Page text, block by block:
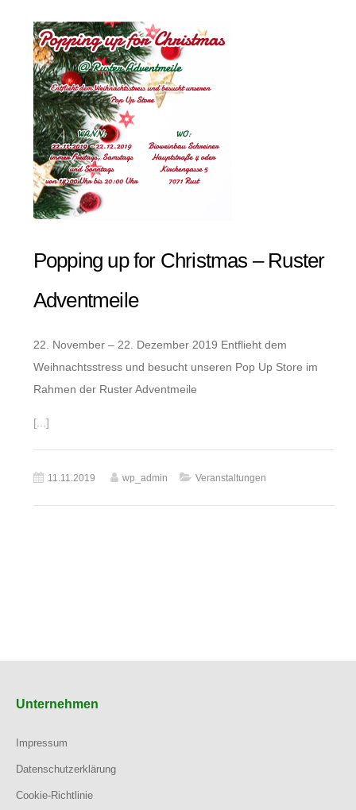
Popping up for Christmas – Ruster
Adventmeile
22. November – 22. Dezember 2019 Entflieht dem
Weihnachtsstress und besucht unseren Pop Up Store im
Rahmen der Ruster Adventmeile
[...]
11.11.2019 wp_admin Veranstaltungen
Unternehmen
Impressum
Datenschutzerklärung
Cookie-Richtlinie